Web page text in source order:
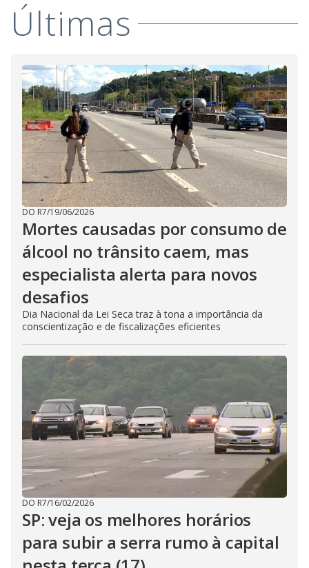
Últimas
DO R7/19/06/2026
Mortes causadas por consumo de
álcool no trânsito caem, mas
especialista alerta para novos
desafios
Dia Nacional da Lei Seca traz à tona a importância da
conscientização e de fiscalizações eficientes
DO R7/16/02/2026
SP: veja os melhores horários
para subir a serra rumo à capital